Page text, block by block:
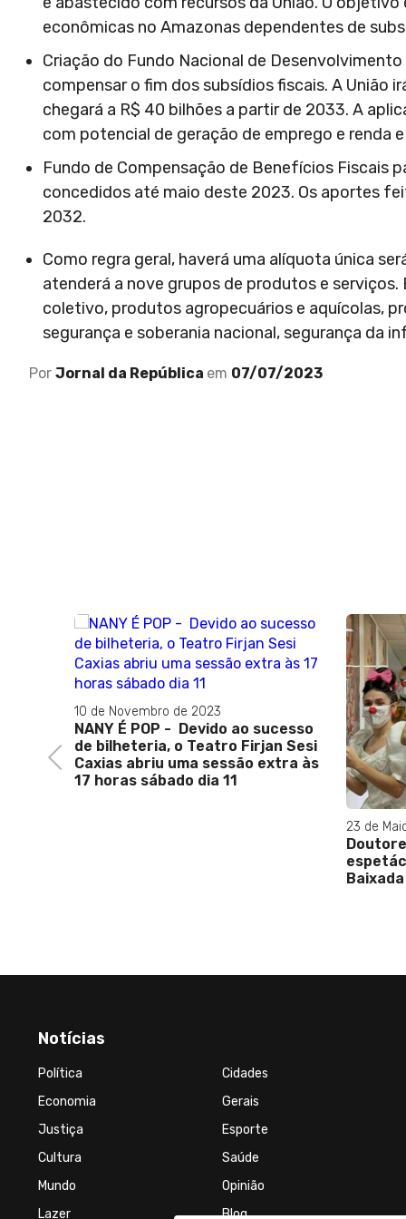
econômicas no Amazonas dependentes de
Criação do Fundo Nacional de
compensar o fim dos subsídios fiscais. A União
chegará a R$ 40 bilhões a partir de 2033. A
com potencial de geração de emprego e renda
Fundo de Compensação de Benefícios Fiscais
concedidos até maio deste 2023. Os aportes
2032.
Como regra geral, haverá uma alíquota única
atenderá a nove grupos de produtos e
coletivo, produtos agropecuários e aquícolas,
segurança e soberania nacional, segurança da
Por Jornal da República em 07/07/2023
Previous
ao sucesso
Firjan Sesi
sessão extra às
Doutores da Alegria entregam
espetáculo teatral em hospital da
Notícias
Política
Cidades
Economia
Gerais
Justiça
Esporte
Cultura
Saúde
Mundo
Opinião
Lazer
Blog